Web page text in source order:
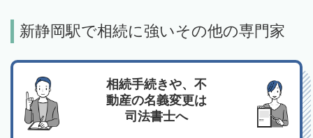
新静岡駅で相続に強いその他の専門家
相続手続きや、不
動産の名義変更は
司法書士へ